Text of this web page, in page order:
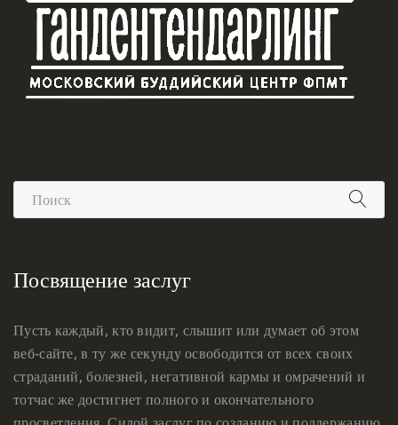
Посвящение заслуг
Пусть каждый, кто видит, слышит или думает об этом
веб-сайте, в ту же секунду освободится от всех своих
страданий, болезней, негативной кармы и омрачений и
тотчас же достигнет полного и окончательного